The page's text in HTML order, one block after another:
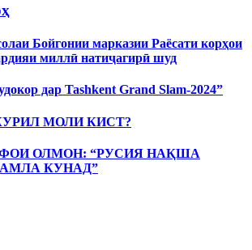
Бойгонии марказии Раёсати корҳои
миллӣ натиҷагирӣ шуд
дар Tashkent Grand Slam-2024”
МОЛИ КИСТ?
ОЛМОН: “РУСИЯ НАҚША
КУНАД”